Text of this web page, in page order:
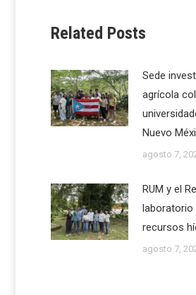
Related Posts
Sede
agrícola
Nuevo
agosto 7,
RUM y el
laboratorio
recursos
agosto 7,